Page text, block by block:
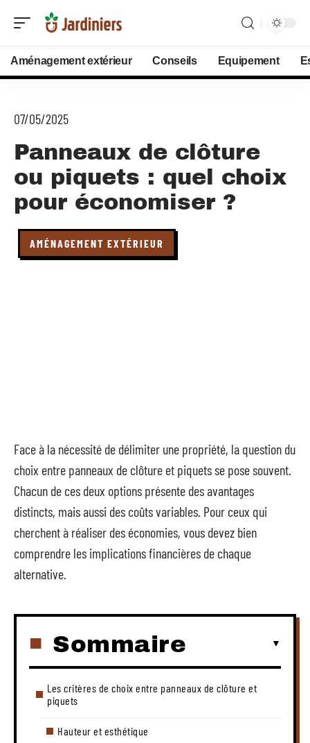
Aménagement extérieur Conseils Equipement
07/05/2025
Panneaux de clôture
ou piquets : quel choix
pour économiser ?
AMÉNAGEMENT EXTÉRIEUR
Face à la nécessité de délimiter une propriété, la question du
choix entre panneaux de clôture et piquets se pose souvent.
Chacun de ces deux options présente des avantages
distincts, mais aussi des coûts variables. Pour ceux qui
cherchent à réaliser des économies, vous devez bien
comprendre les implications financières de chaque
alternative.
Sommaire
Les critères de choix entre panneaux de clôture et
piquets
Hauteur et esthétique